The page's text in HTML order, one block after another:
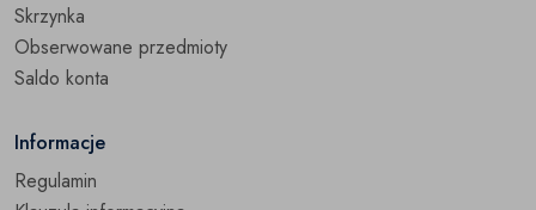
Skrzynka
Obserwowane przedmioty
Saldo konta
Informacje
Regulamin